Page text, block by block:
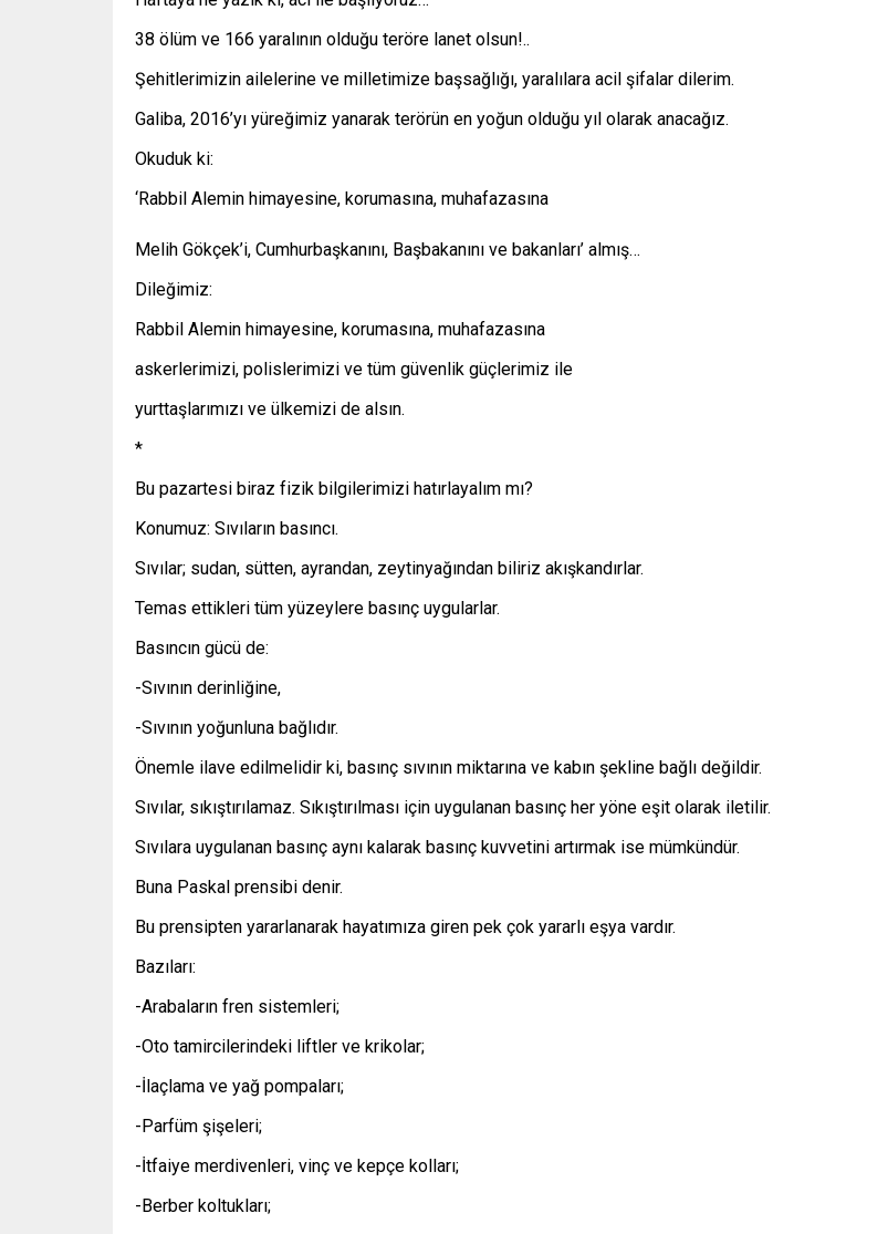
38 ölüm ve 166 yaralının olduğu teröre lanet olsun!..
Şehitlerimizin ailelerine ve milletimize başsağlığı, yaralılara acil şifalar dilerim.
Galiba, 2016’yı yüreğimiz yanarak terörün en yoğun olduğu yıl olarak anacağız.
Okuduk ki:
‘Rabbil Alemin himayesine, korumasına, muhafazasına
Melih Gökçek’i, Cumhurbaşkanını, Başbakanını ve bakanları’ almış…
Dileğimiz:
Rabbil Alemin himayesine, korumasına, muhafazasına
askerlerimizi, polislerimizi ve tüm güvenlik güçlerimiz ile
yurttaşlarımızı ve ülkemizi de alsın.
*
Bu pazartesi biraz fizik bilgilerimizi hatırlayalım mı?
Konumuz: Sıvıların basıncı.
Sıvılar; sudan, sütten, ayrandan, zeytinyağından biliriz akışkandırlar.
Temas ettikleri tüm yüzeylere basınç uygularlar.
Basıncın gücü de:
-Sıvının derinliğine,
-Sıvının yoğunluna bağlıdır.
Önemle ilave edilmelidir ki, basınç sıvının miktarına ve kabın şekline bağlı değildir.
Sıvılar, sıkıştırılamaz. Sıkıştırılması için uygulanan basınç her yöne eşit olarak iletilir.
Sıvılara uygulanan basınç aynı kalarak basınç kuvvetini artırmak ise mümkündür.
Buna Paskal prensibi denir.
Bu prensipten yararlanarak hayatımıza giren pek çok yararlı eşya vardır.
Bazıları:
-Arabaların fren sistemleri;
-Oto tamircilerindeki liftler ve krikolar;
-İlaçlama ve yağ pompaları;
-Parfüm şişeleri;
-İtfaiye merdivenleri, vinç ve kepçe kolları;
-Berber koltukları;